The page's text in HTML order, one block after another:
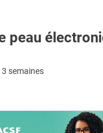
peau
3 semaines